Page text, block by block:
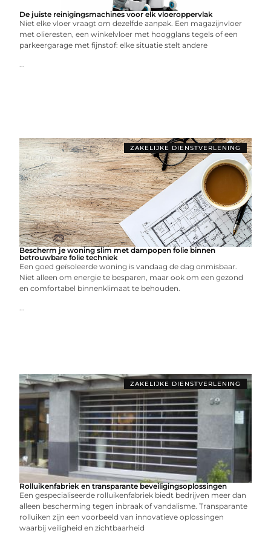
De juiste reinigingsmachines voor elk vloeroppervlak
Niet elke vloer vraagt om dezelfde aanpak. Een magazijnvloer
met olieresten, een winkelvloer met hoogglans tegels of een
parkeergarage met fijnstof: elke situatie stelt andere
...
ZAKELIJKE DIENSTVERLENING
Bescherm je woning slim met dampopen folie binnen
betrouwbare folie techniek
Een goed geïsoleerde woning is vandaag de dag onmisbaar.
Niet alleen om energie te besparen, maar ook om een gezond
en comfortabel binnenklimaat te behouden.
...
ZAKELIJKE DIENSTVERLENING
Rolluikenfabriek en transparante beveiligingsoplossingen
Een gespecialiseerde rolluikenfabriek biedt bedrijven meer dan
alleen bescherming tegen inbraak of vandalisme. Transparante
rolluiken zijn een voorbeeld van innovatieve oplossingen
waarbij veiligheid en zichtbaarheid